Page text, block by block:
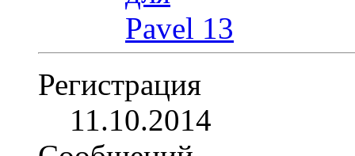
Регистрация
11.10.2014